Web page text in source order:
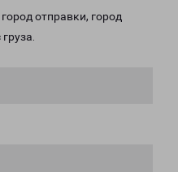
отправки, город